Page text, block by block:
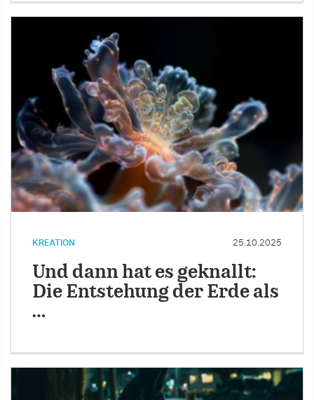
KREATION 25.10.2025
Und dann hat es geknallt:
Die Entstehung der Erde als
…